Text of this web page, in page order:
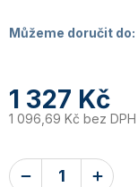
Můžeme doručit do:
1 327 Kč
1 096,69 Kč bez DPH